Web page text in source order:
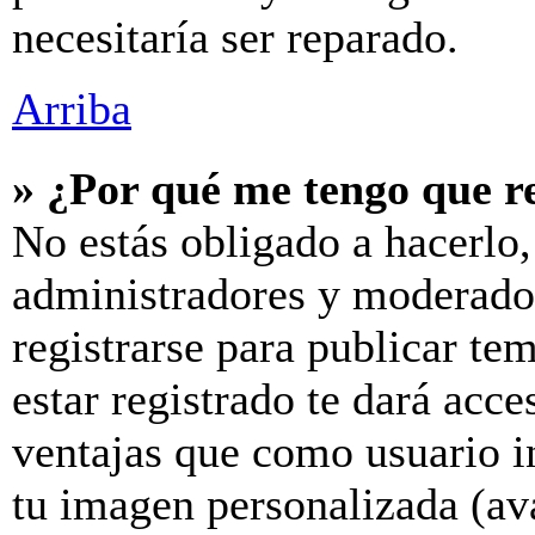
necesitaría ser reparado.
Arriba
» ¿Por qué me tengo que
No estás obligado a
administradores y
registrarse para publicar
estar registrado te dará
ventajas que como usuario
tu imagen personalizada